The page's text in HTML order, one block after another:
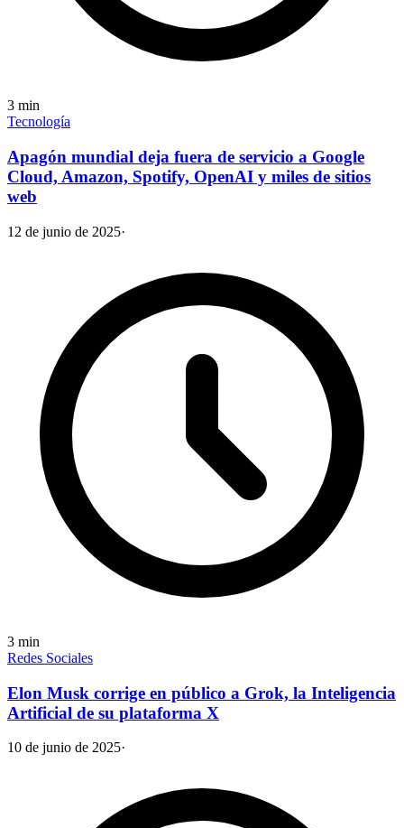
3 min
Tecnología
Apagón mundial deja fuera de servicio a Google
Cloud, Amazon, Spotify, OpenAI y miles de sitios
web
12 de junio de 2025·
3 min
Redes Sociales
Elon Musk corrige en público a Grok, la Inteligencia
Artificial de su plataforma X
10 de junio de 2025·